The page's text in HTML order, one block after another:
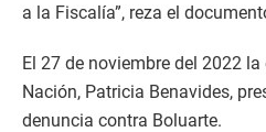
a la Fiscalía”, reza el
El 27 de noviembre del 2022
Nación, Patricia Benavides,
denuncia contra Boluarte.